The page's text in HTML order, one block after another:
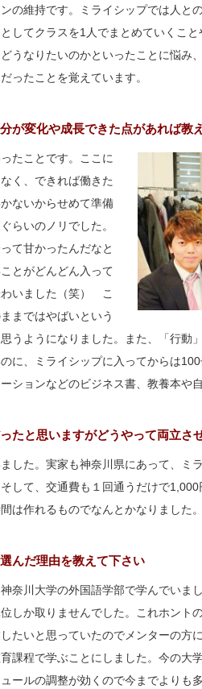
の維持です。ミライシップでは人と
してクラスを1人でまとめていくこ
うなりたいのかといったことに悩み
ったことを覚えています。
が変化や成長できた点があれば教
たことです。ここに
く、できれば働きた
ないからせめて準備
らいのノリでした。
て甘かったんだなと
とがどんどん入って
わいました（笑） こ
まではやばいという
うようになりました。また、「行動
に、ミライシップに入ってからは
ションなどのビジネス書、教養本や
たと思いますがどうやって両立さ
した。実家も神奈川県にあって、ミ
して、交通費も１回通うだけで
は作れるものでなんとかなりました。
んだ理由を教えて下さい
奈川大学の外国語学部で学んでいま
しか取りませんでした。これホン
たいと思っていたのでメンターの方
課程で学ぶことにしました。今の大
ールの調整が効くので今までよりも